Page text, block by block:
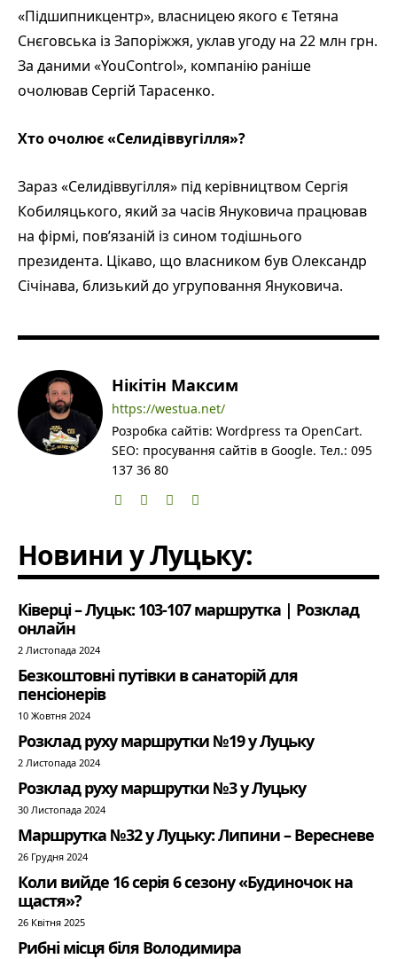
«Підшипникцентр», власницею якого є Тетяна
Снєговська із Запоріжжя, уклав угоду на 22 млн грн.
За даними «YouControl», компанію раніше
очолював Сергій Тарасенко.
Хто очолює «Селидіввугілля»?
Зараз «Селидіввугілля» під керівництвом Сергія
Кобиляцького, який за часів Януковича працював
на фірмі, пов’язаній із сином тодішнього
президента. Цікаво, що власником був Олександр
Січінава, близький до угруповання Януковича.
Нікітін Максим
https://westua.net/
Розробка сайтів: Wordpress та OpenCart.
SEO: просування сайтів в Google. Тел.: 095
137 36 80
Новини у Луцьку:
Ківерці – Луцьк: 103-107 маршрутка | Розклад
онлайн
2 Листопада 2024
Безкоштовні путівки в санаторій для
пенсіонерів
10 Жовтня 2024
Розклад руху маршрутки №19 у Луцьку
2 Листопада 2024
Розклад руху маршрутки №3 у Луцьку
30 Листопада 2024
Маршрутка №32 у Луцьку: Липини – Вересневе
26 Грудня 2024
Коли вийде 16 серія 6 сезону «Будиночок на
щастя»?
26 Квітня 2025
Рибні місця біля Володимира